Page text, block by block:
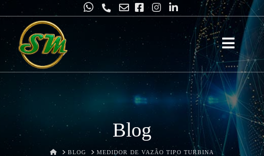
Smartins
&
Pires
Blog
HOMEBLOG MEDIDOR DE VAZÃO TIPO TURBINA